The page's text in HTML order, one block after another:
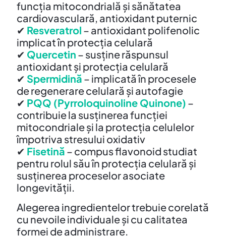
funcția mitocondrială și sănătatea
cardiovasculară, antioxidant puternic
✔ Resveratrol – antioxidant polifenolic
implicat în protecția celulară
✔ Quercetin – susține răspunsul
antioxidant și protecția celulară
✔ Spermidină – implicată în procesele
de regenerare celulară și autofagie
✔ PQQ (Pyrroloquinoline Quinone) –
contribuie la susținerea funcției
mitocondriale și la protecția celulelor
împotriva stresului oxidativ
✔ Fisetină – compus flavonoid studiat
pentru rolul său în protecția celulară și
susținerea proceselor asociate
longevității.
Alegerea ingredientelor trebuie corelată
cu nevoile individuale și cu calitatea
formei de administrare.